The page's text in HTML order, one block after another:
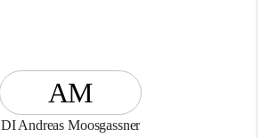
AM
DI Andreas Moosgassner